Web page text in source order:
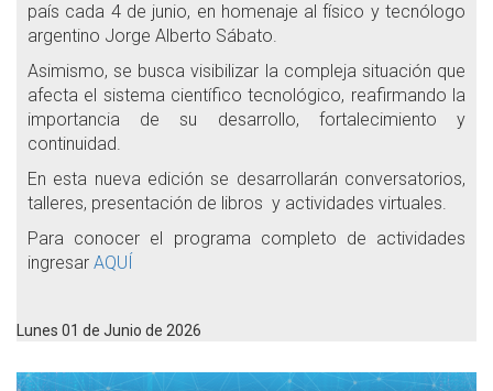
país cada 4 de junio, en homenaje al físico y tecnólogo
argentino Jorge Alberto Sábato.
Asimismo, se busca visibilizar la compleja situación que
afecta el sistema científico tecnológico, reafirmando la
importancia de su desarrollo, fortalecimiento y
continuidad.
En esta nueva edición se desarrollarán conversatorios,
talleres, presentación de libros y actividades virtuales.
Para conocer el programa completo de actividades
ingresar AQUÍ
Lunes 01 de Junio de 2026